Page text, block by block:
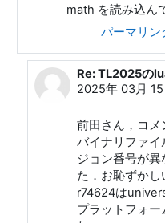
math を読み込ん
パーマリン
前田 一貴 への
Re: TL2025の
2025年 03月
前田さん，コメ
バイナリファ
ジョン番号が
た．お恥ずかし
r74624は
プラットフォ